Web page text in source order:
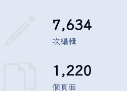
7,634
次編輯
1,220
個頁面